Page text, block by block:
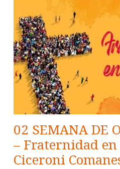
02 SEMANA DE
– Fraternidad
Ciceroni